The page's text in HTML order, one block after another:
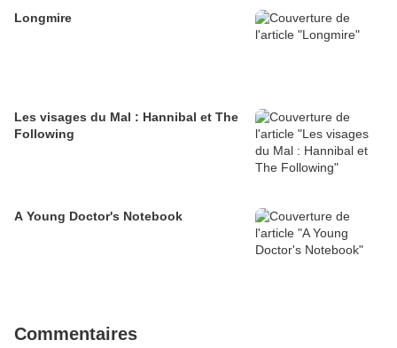
Longmire
Les visages du Mal : Hannibal et The
Following
A Young Doctor's Notebook
Commentaires